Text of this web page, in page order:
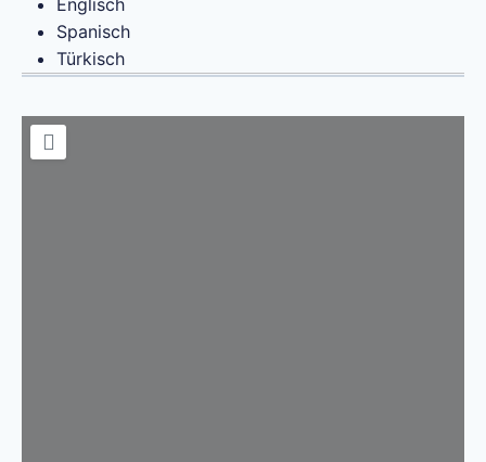
Englisch
Spanisch
Türkisch